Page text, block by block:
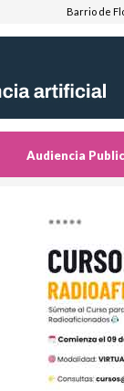
Barrio de
Audiencia